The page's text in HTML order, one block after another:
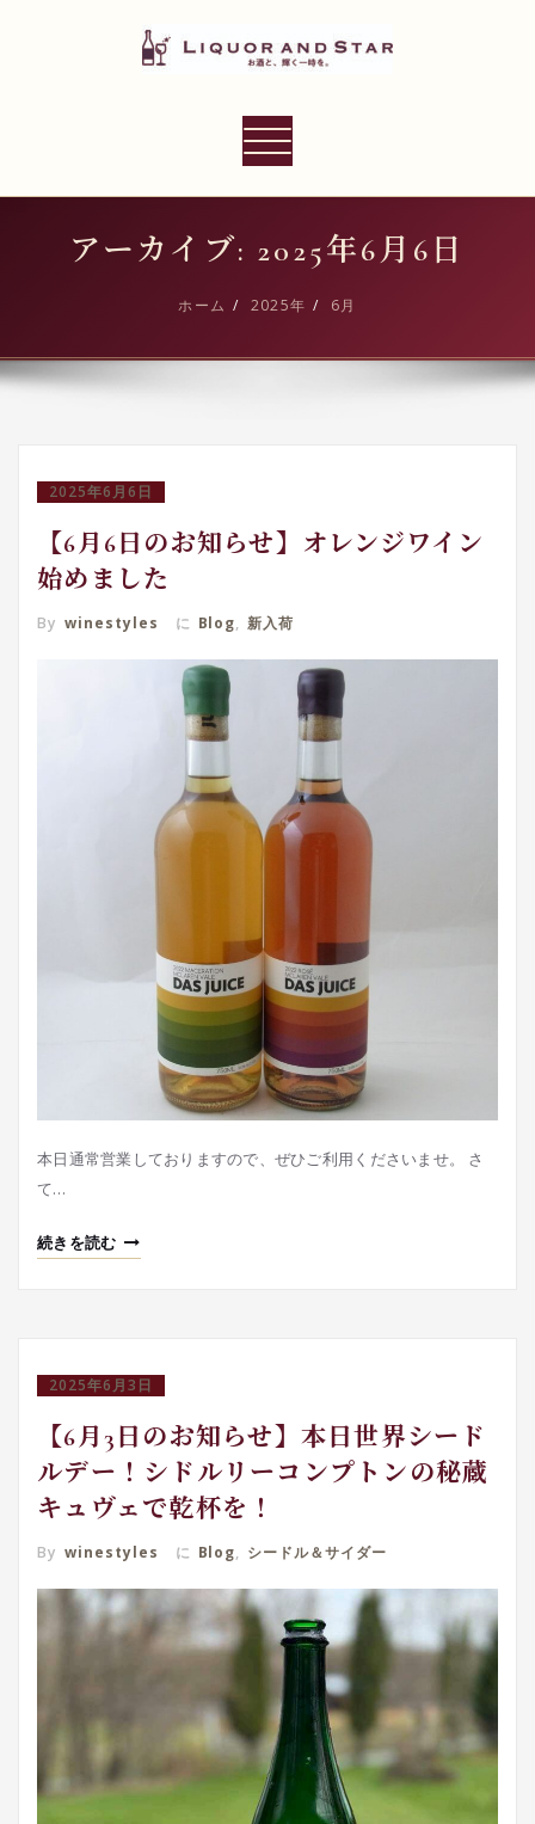
プ
LIQUOR AND STAR
ナ
ョ
切
アーカイブ: 2025年6月6日
ホーム 2025年 6月
2025年6月6日
【6月6日のお知らせ】オレンジワイン
始めました
By winestyles に Blog, 新入荷
本日通常営業しておりますので、ぜひご利用くださいませ。 さ
て…
続きを読む
2025年6月3日
【6月3日のお知らせ】本日世界シード
ルデー！シドルリーコンプトンの秘蔵
キュヴェで乾杯を！
By winestyles に Blog, シードル＆サイダー